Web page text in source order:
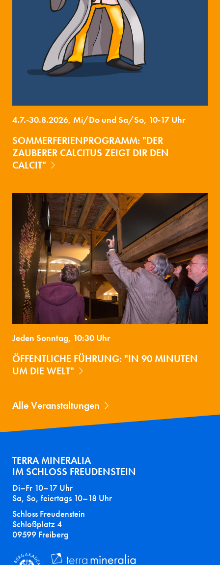
4.7.-30.8.2026, Mi/Do und Sa/So, 10-17 Uhr
SOMMERFERIENPROGRAMM: "DER
ZAUBERER CALCITUS ZEIGT DIR DEN
CALCIT"
Jeden Sonntag, 10:30 Uhr
ÖFFENTLICHE FÜHRUNG: "IN 90 MINUTEN
UM DIE WELT"
Alle Veranstaltungen
TERRA MINERALIA
IM SCHLOSS FREUDENSTEIN
Di–Fr 10–17 Uhr
Sa, So, feiertags 10–18 Uhr
Schloss Freudenstein
Schloßplatz 4
09599 Freiberg